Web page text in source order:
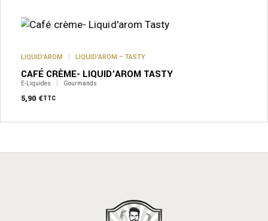
LIQUID’AROM LIQUID’AROM – TASTY
CAFÉ CRÈME- LIQUID’AROM TASTY
E-Liquides Gourmands
5,90 €TTC
variations.
peuvent
choisies
page
produit